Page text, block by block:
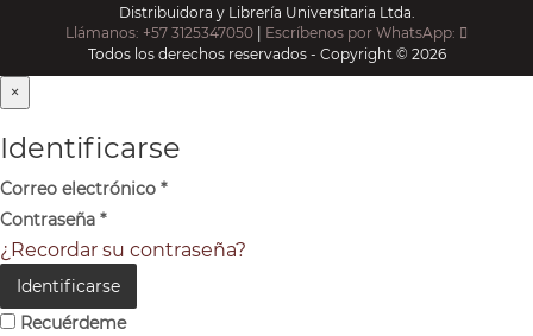
Distribuidora y Librería Universitaria Ltda.
Llámanos: +57 3125347050
Escríbenos por WhatsApp:
Todos los derechos reservados - Copyright © 2026
×
Identificarse
Correo electrónico *
Contraseña *
¿Recordar su contraseña?
Identificarse
Recuérdeme